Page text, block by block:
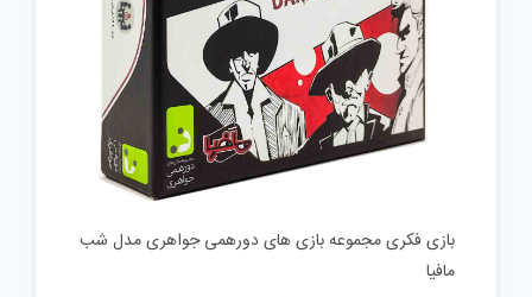
بازی فکری مجموعه بازی های دورهمی جواهری مدل شب
مافیا